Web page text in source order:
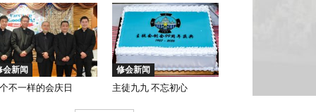
会新闻
不一样的会庆日
修会新闻
主徒九九 不忘初心